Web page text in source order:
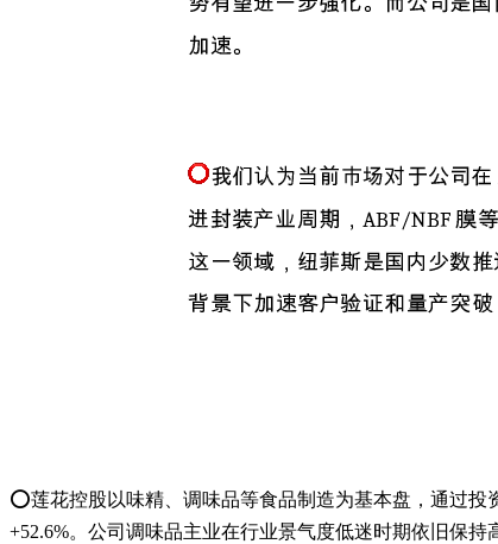
⭕莲花控股以味精、调味品等食品制造为基本盘，通过投
+52.6%。公司调味品主业在行业景气度低迷时期依旧保